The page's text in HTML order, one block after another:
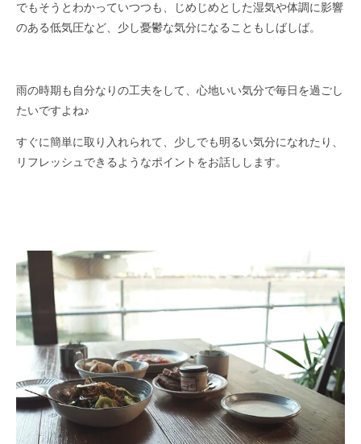
でもそうとわかっていつつも、じめじめとした湿気や体調に影響
のある低気圧など、少し憂鬱な気分になることもしばしば。
雨の時期も自分なりの工夫をして、心地いい気分で毎日を過ごし
たいですよね♪
すぐに簡単に取り入れられて、少しでも明るい気分になれたり、
リフレッシュできるようなポイントをお話しします。